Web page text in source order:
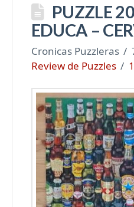
PUZZLE
EDUCA –
Cronicas Puzzleras
Review de Puzzles